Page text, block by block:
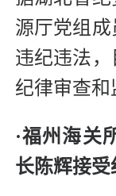
源厅党组
违纪违法
纪律审查和
·福州海关
长陈辉接